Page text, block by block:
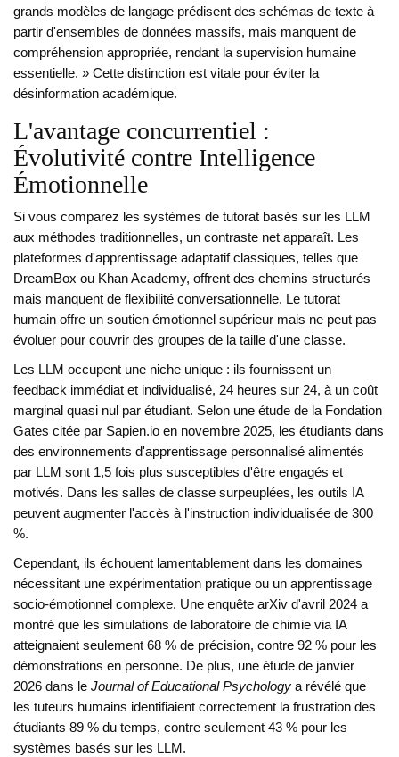
grands modèles de langage prédisent des schémas de texte à
partir d'ensembles de données massifs, mais manquent de
compréhension appropriée, rendant la supervision humaine
essentielle. » Cette distinction est vitale pour éviter la
désinformation académique.
L'avantage concurrentiel :
Évolutivité contre Intelligence
Émotionnelle
Si vous comparez les systèmes de tutorat basés sur les LLM
aux méthodes traditionnelles, un contraste net apparaît. Les
plateformes d'apprentissage adaptatif classiques, telles que
DreamBox ou Khan Academy, offrent des chemins structurés
mais manquent de flexibilité conversationnelle. Le tutorat
humain offre un soutien émotionnel supérieur mais ne peut pas
évoluer pour couvrir des groupes de la taille d'une classe.
Les LLM occupent une niche unique : ils fournissent un
feedback immédiat et individualisé, 24 heures sur 24, à un coût
marginal quasi nul par étudiant. Selon une étude de la Fondation
Gates citée par Sapien.io en novembre 2025, les étudiants dans
des environnements d'apprentissage personnalisé alimentés
par LLM sont 1,5 fois plus susceptibles d'être engagés et
motivés. Dans les salles de classe surpeuplées, les outils IA
peuvent augmenter l'accès à l'instruction individualisée de 300
%.
Cependant, ils échouent lamentablement dans les domaines
nécessitant une expérimentation pratique ou un apprentissage
socio-émotionnel complexe. Une enquête arXiv d'avril 2024 a
montré que les simulations de laboratoire de chimie via IA
atteignaient seulement 68 % de précision, contre 92 % pour les
démonstrations en personne. De plus, une étude de janvier
2026 dans le Journal of Educational Psychology a révélé que
les tuteurs humains identifiaient correctement la frustration des
étudiants 89 % du temps, contre seulement 43 % pour les
systèmes basés sur les LLM.